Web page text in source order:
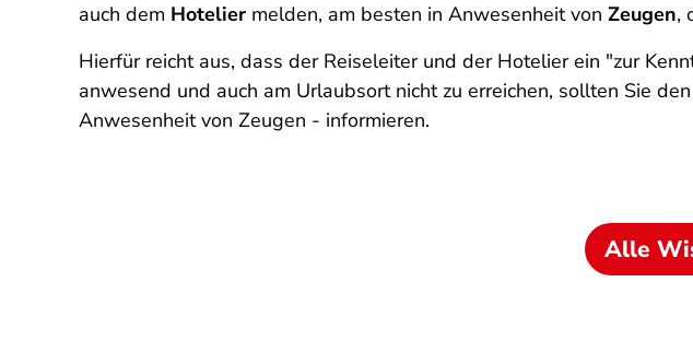
auch dem Hotelier melden, am besten in Anwesenheit von Zeugen,
Hierfür reicht aus, dass der Reiseleiter und der Hotelier ein "zur
anwesend und auch am Urlaubsort nicht zu erreichen, sollten Sie
Anwesenheit von Zeugen - informieren.
Alle